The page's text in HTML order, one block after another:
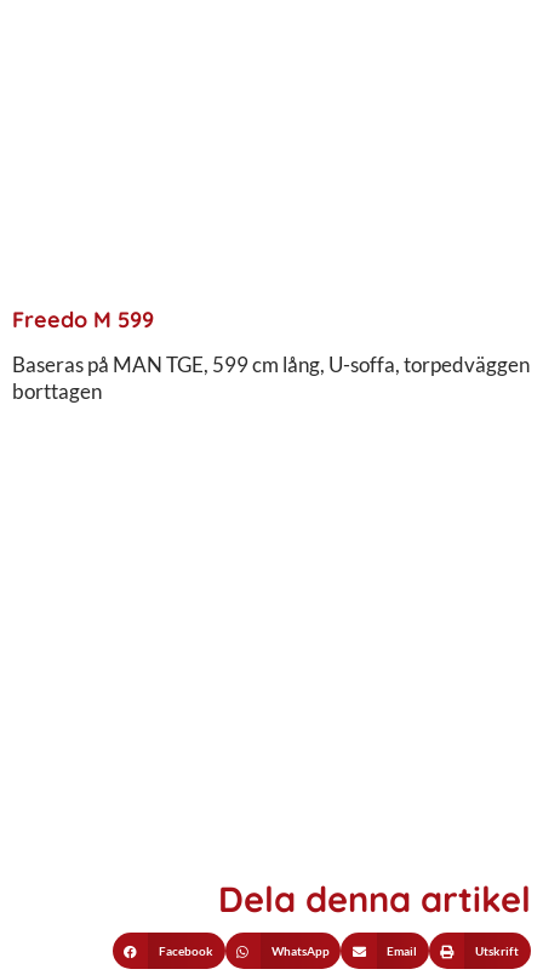
Freedo M 599
Baseras på MAN TGE, 599 cm lång, U-soffa, torpedväggen
borttagen
Dela denna artikel
Facebook WhatsApp Email Utskrift